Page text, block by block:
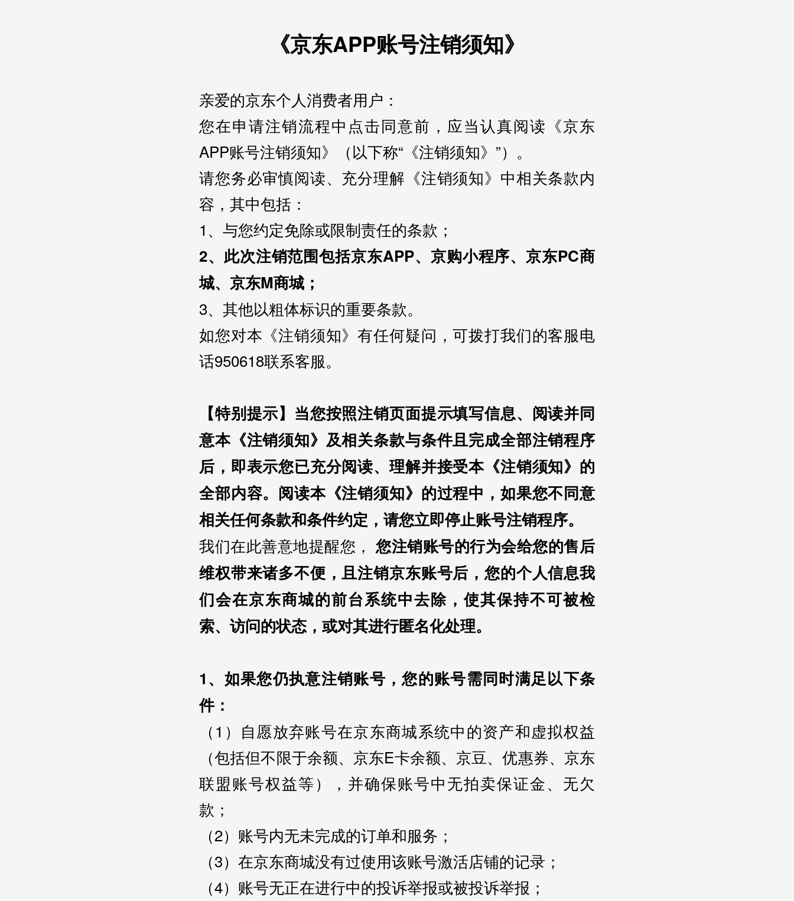
《京东APP账号注销须知》
亲爱的京东个人消费者用户：
您在申请注销流程中点击同意前，应当认真阅读《京东
APP账号注销须知》（以下称“《注销须知》”）。
请您务必审慎阅读、充分理解《注销须知》中相关条款内
容，其中包括：
1、与您约定免除或限制责任的条款；
2、此次注销范围包括京东APP、京购小程序、京东PC商
城、京东M商城；
3、其他以粗体标识的重要条款。
如您对本《注销须知》有任何疑问，可拨打我们的客服电
话950618联系客服。
【特别提示】当您按照注销页面提示填写信息、阅读并同
意本《注销须知》及相关条款与条件且完成全部注销程序
后，即表示您已充分阅读、理解并接受本《注销须知》的
全部内容。阅读本《注销须知》的过程中，如果您不同意
相关任何条款和条件约定，请您立即停止账号注销程序。
我们在此善意地提醒您，您注销账号的行为会给您的售后
维权带来诸多不便，且注销京东账号后，您的个人信息我
们会在京东商城的前台系统中去除，使其保持不可被检
索、访问的状态，或对其进行匿名化处理。
1、如果您仍执意注销账号，您的账号需同时满足以下条
件：
（1）自愿放弃账号在京东商城系统中的资产和虚拟权益
（包括但不限于余额、京东E卡余额、京豆、优惠券、京东
联盟账号权益等），并确保账号中无拍卖保证金、无欠
款；
（2）账号内无未完成的订单和服务；
（3）在京东商城没有过使用该账号激活店铺的记录；
（4）账号无正在进行中的投诉举报或被投诉举报；